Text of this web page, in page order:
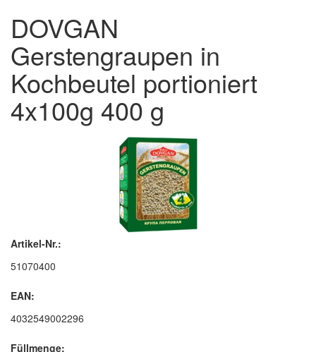
DOVGAN
Gerstengraupen in
Kochbeutel portioniert
4x100g 400 g
Artikel-Nr.:
51070400
EAN:
4032549002296
Füllmenge: